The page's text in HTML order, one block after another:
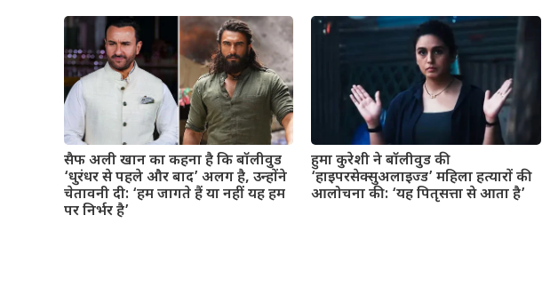
सैफ अली खान का कहना है कि बॉलीवुड
‘धुरंधर से पहले और बाद’ अलग है, उन्होंने
चेतावनी दी: ‘हम जागते हैं या नहीं यह हम
पर निर्भर है’
हुमा कुरेशी ने बॉलीवुड की
‘हाइपरसेक्सुअलाइज्ड’ महिला हत्यारों की
आलोचना की: ‘यह पितृसत्ता से आता है’